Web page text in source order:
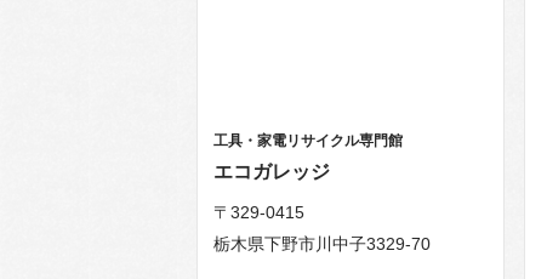
工具・家電リサイクル専門館
エコガレッジ
〒329-0415
栃木県下野市川中子3329-70